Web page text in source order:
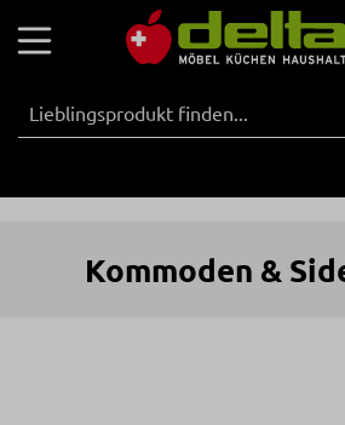
Zum Hauptinhalt springen
Kommoden &